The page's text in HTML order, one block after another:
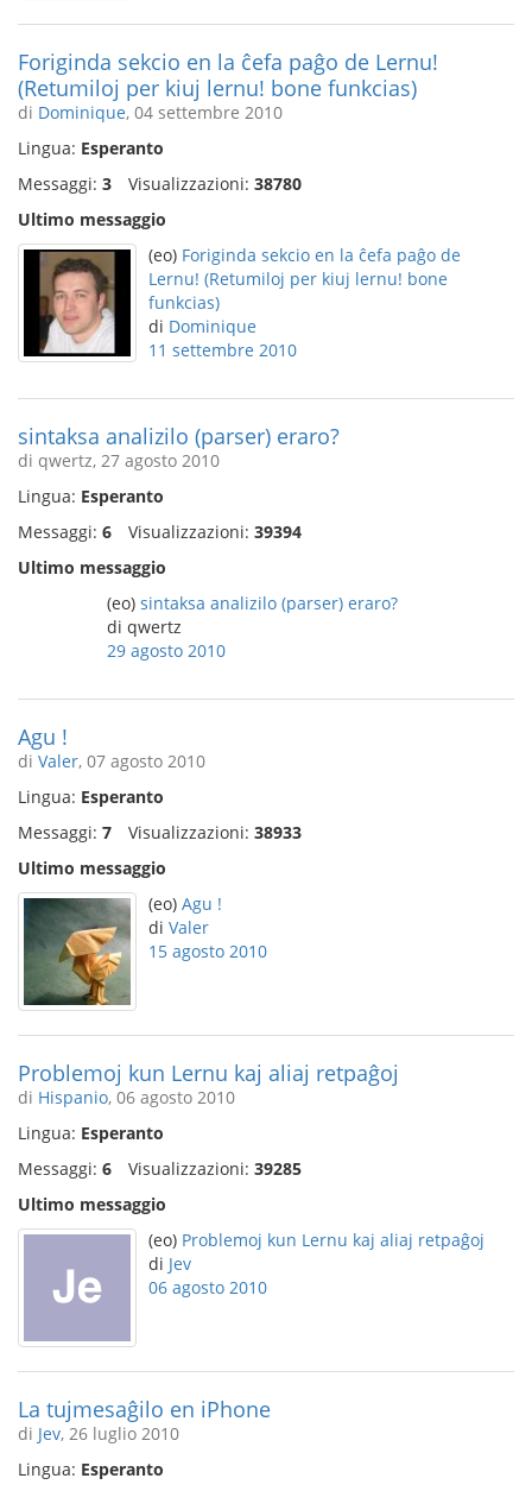
Foriginda sekcio en la ĉefa paĝo de Lernu!
(Retumiloj per kiuj lernu! bone funkcias)
di Dominique, 04 settembre 2010
Lingua: Esperanto
Messaggi: 3 Visualizzazioni: 38780
Ultimo messaggio
(eo) Foriginda sekcio en la ĉefa paĝo de
Lernu! (Retumiloj per kiuj lernu! bone
funkcias)
di Dominique
11 settembre 2010
sintaksa analizilo (parser) eraro?
di qwertz, 27 agosto 2010
Lingua: Esperanto
Messaggi: 6 Visualizzazioni: 39394
Ultimo messaggio
(eo) sintaksa analizilo (parser) eraro?
di qwertz
29 agosto 2010
Agu !
di Valer, 07 agosto 2010
Lingua: Esperanto
Messaggi: 7 Visualizzazioni: 38933
Ultimo messaggio
(eo) Agu !
di Valer
15 agosto 2010
Problemoj kun Lernu kaj aliaj retpaĝoj
di Hispanio, 06 agosto 2010
Lingua: Esperanto
Messaggi: 6 Visualizzazioni: 39285
Ultimo messaggio
(eo) Problemoj kun Lernu kaj aliaj retpaĝoj
di Jev
06 agosto 2010
La tujmesaĝilo en iPhone
di Jev, 26 luglio 2010
Lingua: Esperanto